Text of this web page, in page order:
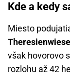
Kde a kedy
Miesto
Theresienwiese
však hovorovo
rozlohu až 42